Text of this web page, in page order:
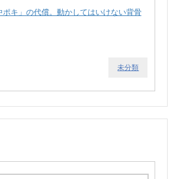
ポキ」の代償。動かしてはいけない背骨
未分類